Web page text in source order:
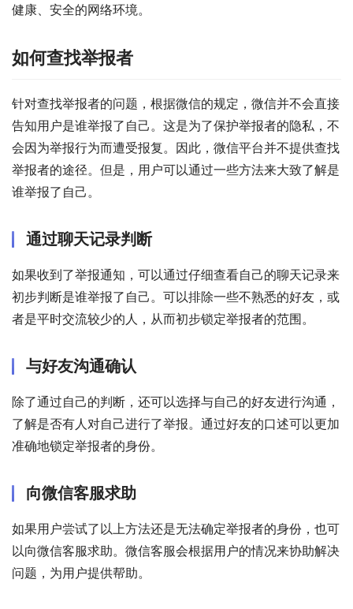
健康、安全的网络环境。
如何查找举报者
针对查找举报者的问题，根据微信的规定，微信并不会直接
告知用户是谁举报了自己。这是为了保护举报者的隐私，不
会因为举报行为而遭受报复。因此，微信平台并不提供查找
举报者的途径。但是，用户可以通过一些方法来大致了解是
谁举报了自己。
通过聊天记录判断
如果收到了举报通知，可以通过仔细查看自己的聊天记录来
初步判断是谁举报了自己。可以排除一些不熟悉的好友，或
者是平时交流较少的人，从而初步锁定举报者的范围。
与好友沟通确认
除了通过自己的判断，还可以选择与自己的好友进行沟通，
了解是否有人对自己进行了举报。通过好友的口述可以更加
准确地锁定举报者的身份。
向微信客服求助
如果用户尝试了以上方法还是无法确定举报者的身份，也可
以向微信客服求助。微信客服会根据用户的情况来协助解决
问题，为用户提供帮助。